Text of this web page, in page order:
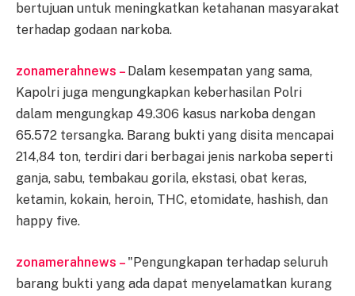
bertujuan untuk meningkatkan ketahanan masyarakat
terhadap godaan narkoba.
zonamerahnews – Dalam kesempatan yang sama,
Kapolri juga mengungkapkan keberhasilan Polri
dalam mengungkap 49.306 kasus narkoba dengan
65.572 tersangka. Barang bukti yang disita mencapai
214,84 ton, terdiri dari berbagai jenis narkoba seperti
ganja, sabu, tembakau gorila, ekstasi, obat keras,
ketamin, kokain, heroin, THC, etomidate, hashish, dan
happy five.
zonamerahnews – "Pengungkapan terhadap seluruh
barang bukti yang ada dapat menyelamatkan kurang